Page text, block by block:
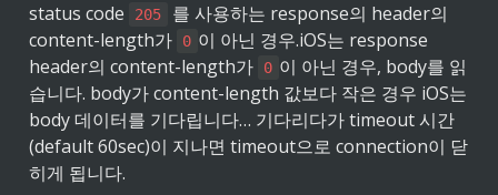
status code 205
를 사용하는 response의 header의
content-length가
0 이 아닌 경우.iOS는 response
header의 content-length가
0 이 아닌 경우, body를 읽
습니다. body가 content-length 값보다 작은 경우 iOS는
body 데이터를 기다립니다… 기다리다가 timeout 시간
(default 60sec)이 지나면 timeout으로 connection이 닫
히게 됩니다.